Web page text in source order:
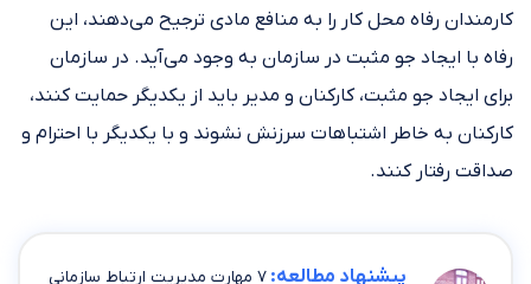
کارمندان رفاه محل کار را به منافع مادی ترجیح می‌دهند، این
رفاه با ایجاد جو مثبت در سازمان به وجود می‌آید. در سازمان
برای ایجاد جو مثبت، کارکنان و مدیر باید از یکدیگر حمایت ‌کنند،
کارکنان به خاطر اشتباهات سرزنش نشوند و با یکدیگر با احترام و
صداقت رفتار ‌کنند.
پیشنهاد مطالعه:
۷ مهارت مدیریت ارتباط سازمانی